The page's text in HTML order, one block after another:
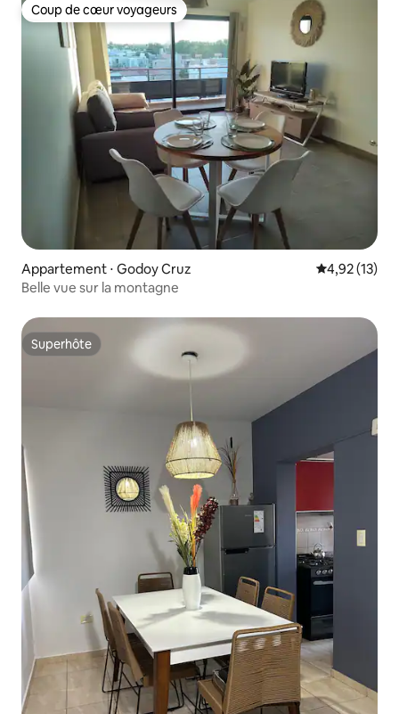
Coup de cœur voyageurs
Coup de cœur voyageurs
Appartement ⋅ Godoy Cruz Évaluation
4,92 (13)
Belle vue sur la montagne
Superhôte
Superhôte